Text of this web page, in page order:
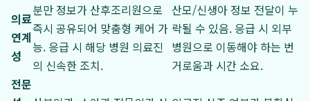
의료
연계
성
분만 정보가 산후조리원으로
즉시 공유되어 맞춤형 케어 가
능. 응급 시 해당 병원 의료진
의 신속한 조치.
산모/신생아 정보 전달이 누
락될 수 있음. 응급 시 외부
병원으로 이동해야 하는 번
거로움과 시간 소요.
전문